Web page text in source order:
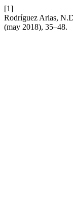
[1]
Rodríguez Arias,
(may 2018), 35–48.